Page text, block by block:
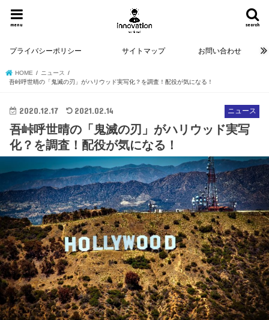
search
menu
プライバシーポリシー サイトマップ お問い合わせ
HOME
ニュース
吾峠呼世晴の「鬼滅の刃」がハリウッド実写化？を調査！配役が気になる！
ニュース
2020.12.17 2021.02.14
吾峠呼世晴の「鬼滅の刃」がハリウッド実写
化？を調査！配役が気になる！